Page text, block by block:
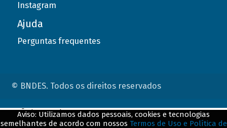
Instagram
Ajuda
Perguntas frequentes
© BNDES. Todos os direitos reservados
Aviso: Utilizamos dados pessoais, cookies e tecnologias
semelhantes de acordo com nossos Termos de Uso e Política de
ConteÃºdo complementar